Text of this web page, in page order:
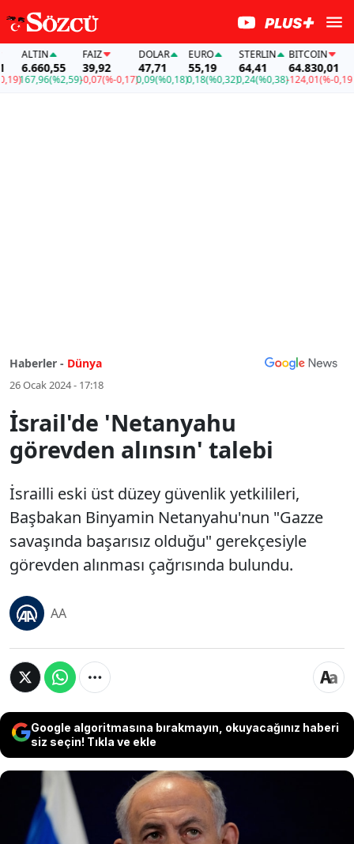
ALTIN
6.660,55
167,96(%2,59)
FAİZ
39,92
-0,07(%-0,17)
DOLAR
47,71
0,09(%0,18)
EURO
55,19
0,18(%0,32)
STERLIN
64,41
0,24(%0,38)
BITCOIN
64.830,01
-124,01(%-0,19)
Haberler - Dünya
26 Ocak 2024 - 17:18
İsrail'de 'Netanyahu
görevden alınsın' talebi
İsrailli eski üst düzey güvenlik yetkilileri,
Başbakan Binyamin Netanyahu'nun "Gazze
savaşında başarısız olduğu" gerekçesiyle
görevden alınması çağrısında bulundu.
AA
Google algoritmasına bırakmayın, okuyacağınız haberi
siz seçin! Tıkla ve ekle